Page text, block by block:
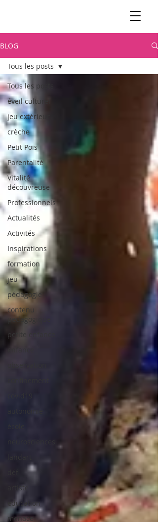
BLOG
Tous les posts
éveil culturel
jeu extérieur
crèche
Petit Pois
Parentalité
Vitalité
découvreuse
Professionnels
Actualités
Activités
Inspirations
formation
jeu
pédagogie
contenu
pedagogique
petite enfance
enfance
autonomie
artiste
education
menace
Tous les posts